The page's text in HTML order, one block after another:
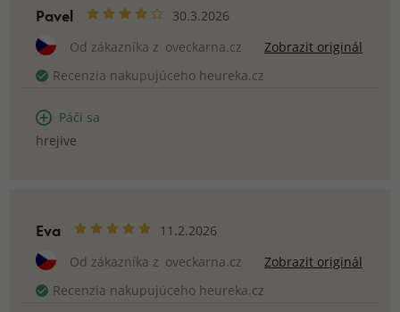
Pavel
30.3.2026
Od zákazníka z oveckarna.cz
Zobrazit originál
Recenzia nakupujúceho heureka.cz
Páči sa
hrejive
Eva
11.2.2026
Od zákazníka z oveckarna.cz
Zobrazit originál
Recenzia nakupujúceho heureka.cz